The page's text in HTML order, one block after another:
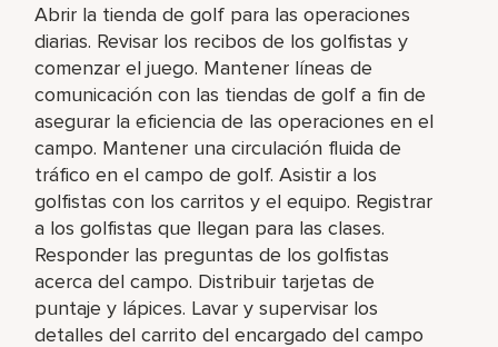
Abrir la tienda de golf para las operaciones
diarias. Revisar los recibos de los golfistas y
comenzar el juego. Mantener líneas de
comunicación con las tiendas de golf a fin de
asegurar la eficiencia de las operaciones en el
campo. Mantener una circulación fluida de
tráfico en el campo de golf. Asistir a los
golfistas con los carritos y el equipo. Registrar
a los golfistas que llegan para las clases.
Responder las preguntas de los golfistas
acerca del campo. Distribuir tarjetas de
puntaje y lápices. Lavar y supervisar los
detalles del carrito del encargado del campo